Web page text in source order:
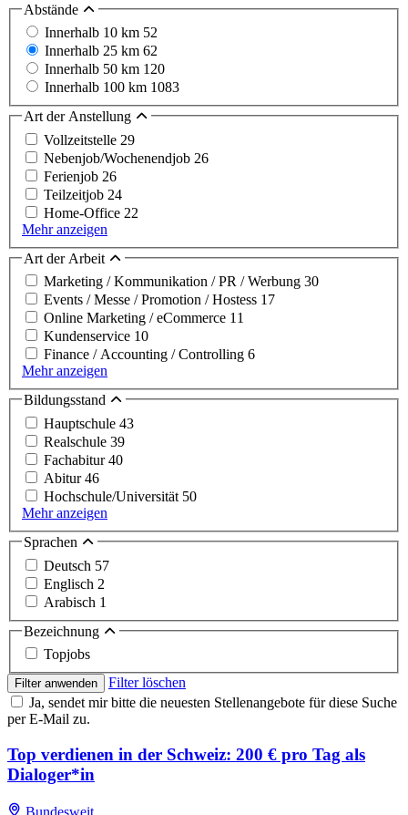
Abstände
Innerhalb 10 km 52
Innerhalb 25 km 62
Innerhalb 50 km 120
Innerhalb 100 km 1083
Art der Anstellung
Vollzeitstelle 29
Nebenjob/Wochenendjob 26
Ferienjob 26
Teilzeitjob 24
Home-Office 22
Mehr anzeigen
Art der Arbeit
Marketing / Kommunikation / PR / Werbung 30
Events / Messe / Promotion / Hostess 17
Online Marketing / eCommerce 11
Kundenservice 10
Finance / Accounting / Controlling 6
Mehr anzeigen
Bildungsstand
Hauptschule 43
Realschule 39
Fachabitur40
Abitur46
Hochschule/Universität 50
Mehr anzeigen
Sprachen
Deutsch 57
Englisch 2
Arabisch 1
Bezeichnung
Topjobs
Filter anwenden
Filter löschen
Ja, sendet mir bitte die neuesten Stellenangebote für diese Suche
per E-Mail zu.
Top verdienen in der Schweiz: 200 € pro Tag als
Dialoger*in
Bundesweit